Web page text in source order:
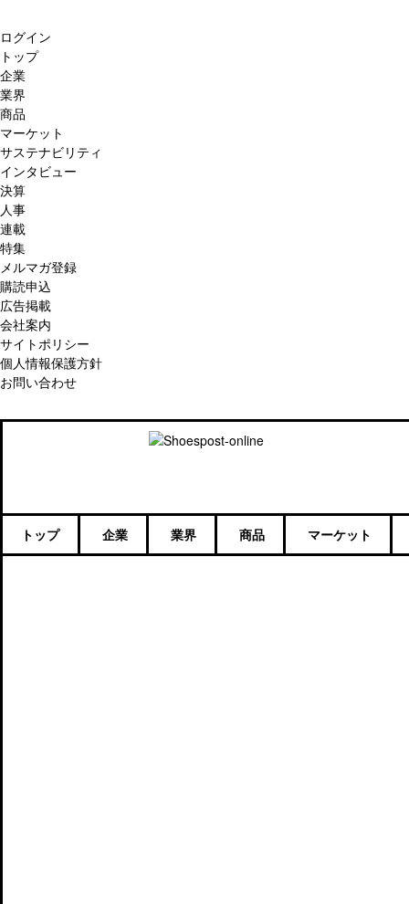
ログイン
トップ
企業
業界
商品
マーケット
サステナビリティ
インタビュー
決算
人事
連載
特集
メルマガ登録
購読申込
広告掲載
会社案内
サイトポリシー
個人情報保護方針
お問い合わせ
トップ 企業 業界 商品 マーケット